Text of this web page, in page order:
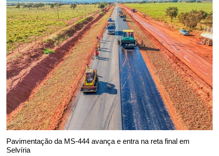
Pavimentação da MS-444 avança e entra na reta final em
Selvíria